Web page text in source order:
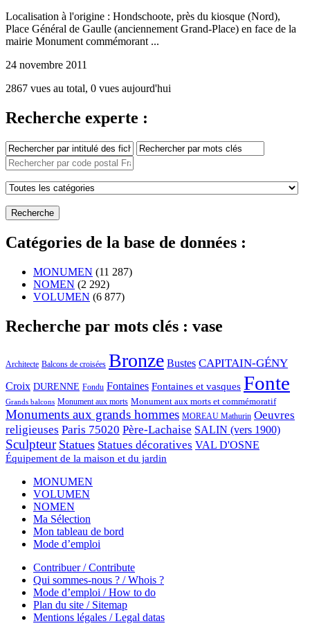
Localisation à l'origine : Hondschoote, près du kiosque (Nord),
Place Général de Gaulle (anciennement Grand-Place) en face de la
mairie Monument commémorant ...
24 novembre 2011
2867 vues au total, 0 vues aujourd'hui
Recherche experte :
Catégories de la base de données :
MONUMEN (11 287)
NOMEN (2 292)
VOLUMEN (6 877)
Recherche par mots clés : vase
Architecte Balcons de croisées Bronze Bustes CAPITAIN-GÉNY
Croix DURENNE Fondu Fontaines Fontaines et vasques Fonte
Grands balcons Monument aux morts Monument aux morts et commémoratif
Monuments aux grands hommes MOREAU Mathurin Oeuvres
religieuses Paris 75020 Père-Lachaise SALIN (vers 1900)
Sculpteur Statues Statues décoratives VAL D'OSNE
Équipement de la maison et du jardin
MONUMEN
VOLUMEN
NOMEN
Ma Sélection
Mon tableau de bord
Mode d’emploi
Contribuer / Contribute
Qui sommes-nous ? / Whois ?
Mode d’emploi / How to do
Plan du site / Sitemap
Mentions légales / Legal datas